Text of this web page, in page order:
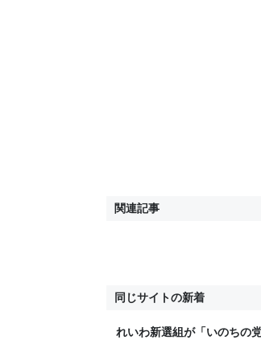
関連記事
同じサイトの新着
れいわ新選組が「いのちの